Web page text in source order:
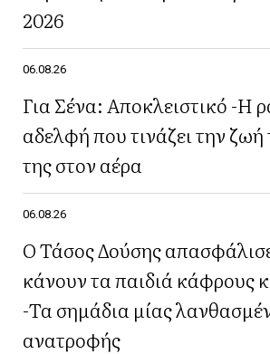
2026
06.08.26
Για Σένα: Αποκλειστικό -Η
αδελφή που τινάζει την
της στον αέρα
06.08.26
Ο Τάσος Δούσης
κάνουν τα παιδιά κάφρους
-Τα σημάδια μίας
ανατροφής